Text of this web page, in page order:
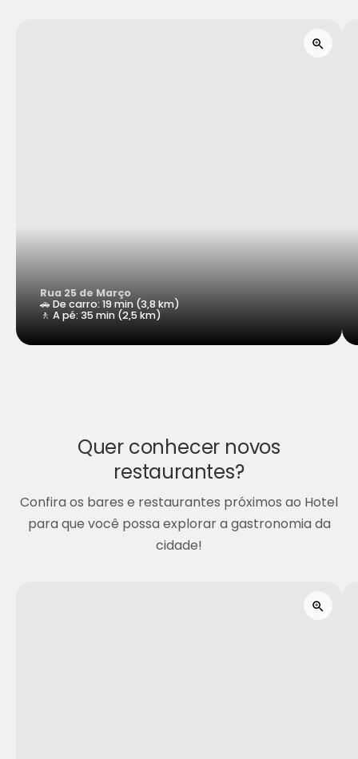
Rua 25 de Março
🚗 De carro: 19 min (3,8 km)
🚶 A pé: 35 min (2,5 km)
Quer conhecer novos
restaurantes?
Confira os bares e restaurantes próximos ao Hotel
para que você possa explorar a gastronomia da
cidade!